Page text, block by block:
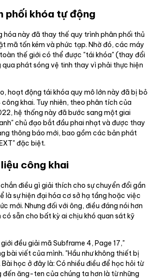
phối khóa tự động
hóa này đã thay thế quy trình phân phối thủ
mã tốn kém và phức tạp. Nhờ đó, các máy
toàn thế giới có thể được "tái khóa" (thay đổi
phát sóng vệ tinh thay vì phải thực hiện
hoạt động tái khóa quy mô lớn này đã bị bỏ
công khai. Tuy nhiên, theo phân tích của
hệ thống này đã bước sang một giai
chủ đạo bắt đầu phai nhạt và được thay
thông báo mới, bao gồm các bản phát
đặc biệt.
công khai
điều gì giải thích cho sự chuyển đổi gần
là sự hiện đại hóa cơ sở hạ tầng hoặc việc
mới. Nhưng đối với ông, điều đáng nói hơn
sẵn cho bất kỳ ai chịu khó quan sát kỹ
đều giải mã Subframe 4, Page 17,"
bài viết của mình. "Hầu như không thiết bị
học ở đây là: Có nhiều điều để học hỏi từ
ăng-ten của chúng ta hơn là từ những